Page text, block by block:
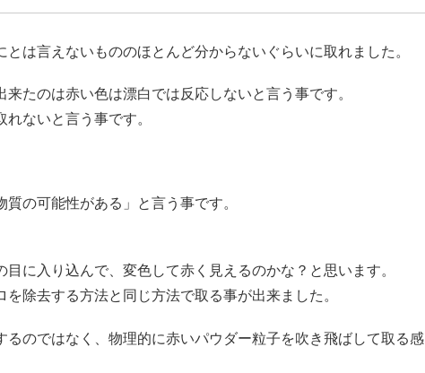
は言えないもののほとんど分からないぐらいに取れました。
たのは赤い色は漂白では反応しないと言う事です。
ないと言う事です。
の可能性がある」と言う事です。
に入り込んで、変色して赤く見えるのかな？と思います。
除去する方法と同じ方法で取る事が出来ました。
のではなく、物理的に赤いパウダー粒子を吹き飛ばして取る感